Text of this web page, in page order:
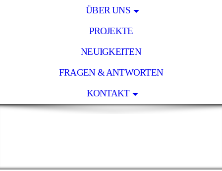
ÜBER UNS
PROJEKTE
NEUIGKEITEN
FRAGEN & ANTWORTEN
KONTAKT